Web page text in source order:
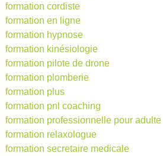
formation cordiste
formation en ligne
formation hypnose
formation kinésiologie
formation pilote de drone
formation plomberie
formation plus
formation pnl coaching
formation professionnelle pour adulte
formation relaxologue
formation secretaire medicale